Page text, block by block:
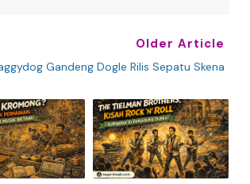
Older Article
Gandeng Dogle Rilis Sepatu Skena